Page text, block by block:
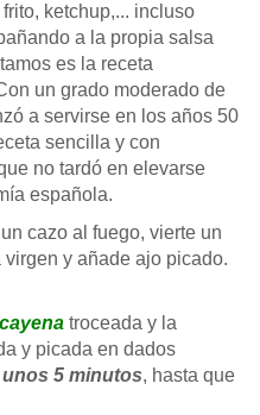
ketchup,... incluso
a la propia salsa
es la receta
un grado moderado de
a servirse en los años 50
sencilla y con
no tardó en elevarse
española.
cazo al fuego, vierte un
virgen y añade ajo picado.
cayena troceada y la
y picada en dados
5 minutos, hasta que